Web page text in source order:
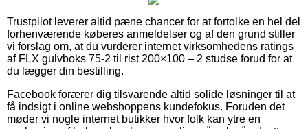
Trustpilot leverer altid pæne chancer for at fortolke en hel del
forhenværende køberes anmeldelser og af den grund stiller
vi forslag om, at du vurderer internet virksomhedens ratings
af FLX gulvboks 75-2 til rist 200×100 – 2 studse forud for at
du lægger din bestilling.
Facebook forærer dig tilsvarende altid solide løsninger til at
få indsigt i online webshoppens kundefokus. Foruden det
møder vi nogle internet butikker hvor folk kan ytre en